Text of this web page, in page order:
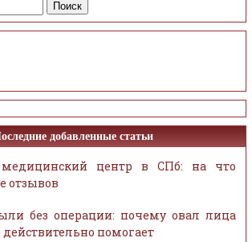
добавленные статьи
центр в СПб: на что
отзывов
без операции: почему овал лица
действительно помогает